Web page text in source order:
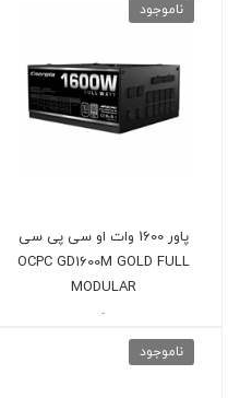
ناموجود
پاور 1600 وات او سی پی سی
OCPC GD1600M GOLD FULL
MODULAR
-
ناموجود